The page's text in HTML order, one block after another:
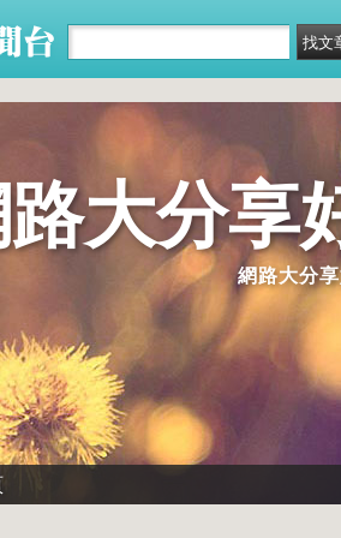
大分享
網路大分